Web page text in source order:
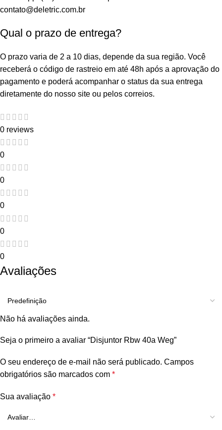
contato@deletric.com.br
Qual o prazo de entrega?
O prazo varia de 2 a 10 dias, depende da sua região. Você
receberá o código de rastreio em até 48h após a aprovação do
pagamento e poderá acompanhar o status da sua entrega
diretamente do nosso site ou pelos correios.
0 reviews
0
0
0
0
0
Avaliações
Não há avaliações ainda.
Seja o primeiro a avaliar “Disjuntor Rbw 40a Weg”
O seu endereço de e-mail não será publicado. Campos
obrigatórios são marcados com *
Sua avaliação *